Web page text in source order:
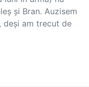
și Bran. Auzisem
deși am trecut de